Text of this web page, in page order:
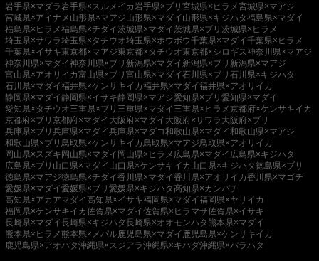
岩手県×マダラ 岩手県×スルメイカ 岩手県×ブリ 宮城県×ヒラメ宮城県×マアジ
宮城県×アイナメ 山形県×マアジ山形県×マダイ 山形県×キジハタ福島県×マダイ
福島県×ヒラメ福島県×チダイ茨城県×マダイ茨城県×ブリ 茨城県×ヒラメ
埼玉県×サワラ埼玉県×タチウオ埼玉県×ホウボウ千葉県×マダイ千葉県×ヒラメ
千葉県×イサキ東京都×マアジ東京都×タチウオ東京都×シロギス神奈川県×マアジ
神奈川県×マダイ神奈川県×ブリ 新潟県×マダイ 新潟県×ブリ 新潟県×マアジ
富山県×アオリイカ富山県×ブリ 富山県×マダイ石川県×ブリ 石川県×キジハタ
石川県×マダイ福井県×ケンサキイカ福井県×マダイ福井県×アオリイカ
静岡県×マダイ静岡県×イサキ静岡県×マアジ愛知県×ブリ 愛知県×マダイ
愛知県×タチウオ三重県×ブリ 三重県×マダイ 三重県×ヒラメ京都府×ケンサキイカ
京都府×ブリ 京都府×マダイ 大阪府×マダイ 大阪府×サワラ 大阪府×ブリ
兵庫県×ブリ 兵庫県×マダイ兵庫県×マダコ和歌山県×マダイ和歌山県×マアジ
和歌山県×ブリ 鳥取県×ケンサキイカ 鳥取県×マアジ鳥取県×アオリイカ
岡山県×スズキ岡山県×マダイ 岡山県×ヒラメ 広島県×マダイ 広島県×キジハタ
広島県×ブリ 山口県×マダイ 山口県×ケンサキイカ 山口県×キジハタ徳島県×ブリ
徳島県×マアジ徳島県×チダイ香川県×マダイ香川県×アオリイカ香川県×マゴチ
愛媛県×マダイ愛媛県×ブリ 愛媛県×キジハタ高知県×カンパチ
高知県×アカアマダイ高知県×イサキ福岡県×マダイ福岡県×ヤリイカ
福岡県×ケンサキイカ佐賀県×マダイ佐賀県×ヒラマサ佐賀県×イサキ
長崎県×マダイ長崎県×キジハタ長崎県×オオモンハタ 熊本県×マダイ
熊本県×ヒラメ 熊本県×メバル鹿児島県×マダイ 鹿児島県×ケンサキイカ
鹿児島県×アオハタ沖縄県×スジアラ沖縄県×キハダ沖縄県×バラハタ